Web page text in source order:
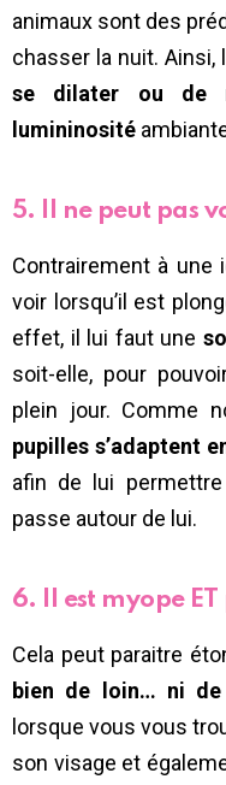
animaux sont des
chasser la nuit.
se dilater ou de
lumininosité
5. Il ne peut pas
Contrairement à une
voir lorsqu’il est
effet, il lui faut une
soit-elle, pour
plein jour. Comme
pupilles s’adaptent
afin de lui
passe autour de lui.
6. Il est myope
Cela peut paraitre
bien de loin… ni de
lorsque vous vous
son visage et